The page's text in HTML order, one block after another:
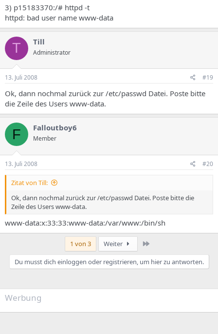
3) p15183370:/# httpd -t
httpd: bad user name www-data
T Till
Administrator
13. Juli 2008 #19
Ok, dann nochmal zurück zur /etc/passwd Datei. Poste bitte
die Zeile des Users www-data.
F Falloutboy6
Member
13. Juli 2008 #20
Zitat von Till:
Ok, dann nochmal zurück zur /etc/passwd Datei. Poste bitte die
Zeile des Users www-data.
www-data:x:33:33:www-data:/var/www:/bin/sh
1 von 3 Weiter
Du musst dich einloggen oder registrieren, um hier zu antworten.
Werbung